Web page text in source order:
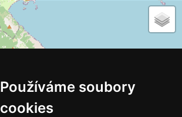
Používáme soubory
cookies